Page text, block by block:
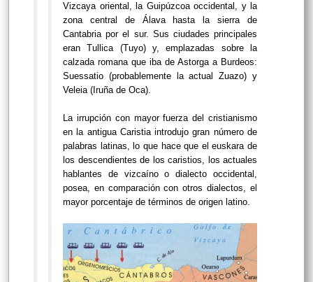
Vizcaya oriental, la Guipúzcoa occidental, y la
zona central de Álava hasta la sierra de
Cantabria por el sur. Sus ciudades principales
eran Tullica (Tuyo) y, emplazadas sobre la
calzada romana que iba de Astorga a Burdeos:
Suessatio (probablemente la actual Zuazo) y
Veleia (Iruña de Oca).
La irrupción con mayor fuerza del cristianismo
en la antigua Caristia introdujo gran número de
palabras latinas, lo que hace que el euskara de
los descendientes de los caristios, los actuales
hablantes de vizcaíno o dialecto occidental,
posea, en comparación con otros dialectos, el
mayor porcentaje de términos de origen latino.